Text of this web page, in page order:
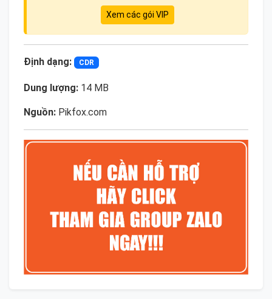
Xem các gói VIP
Định dạng: CDR
Dung lượng: 14 MB
Nguồn: Pikfox.com